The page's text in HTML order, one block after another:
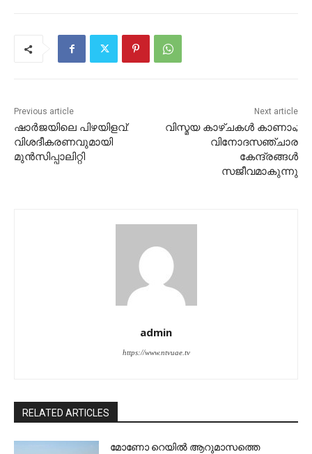
Previous article
ഷാര്‍ജയിലെ പിഴയിളവ്:
വിശദീകരണവുമായി
മുന്‍സിപ്പാലിറ്റി
Next article
വിസ്മയ കാഴ്ചകള്‍ കാണാം;
വിനോദസഞ്ചാര
കേന്ദ്രങ്ങള്‍
സജീവമാകുന്നു
admin
https://www.ntvuae.tv
RELATED ARTICLES
മോണോ റെയില്‍ ആറുമാസത്തെ